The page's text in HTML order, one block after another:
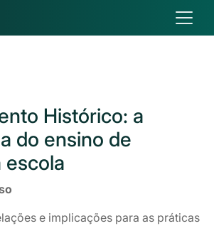
Histórico: a
do ensino de
escola
e implicações para as práticas